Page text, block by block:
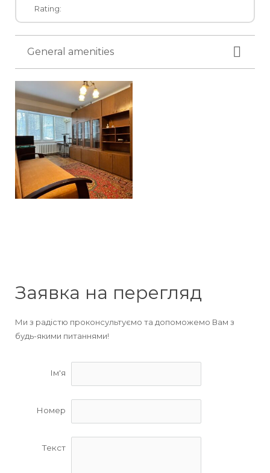
Rating:
General amenities
Заявка на перегляд
Ми з радістю проконсультуємо та допоможемо Вам з
будь-якими питаннями!
Ім'я
Номер
Текст